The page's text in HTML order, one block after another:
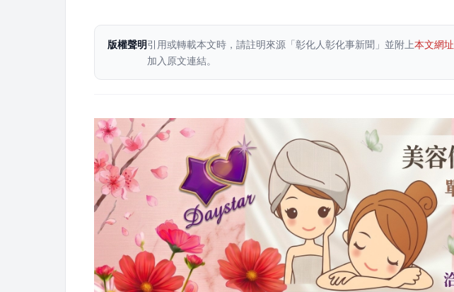
版權聲明引用或轉載本文時，請註明來源「彰化人彰化事新聞」並附上本文網址
加入原文連結。